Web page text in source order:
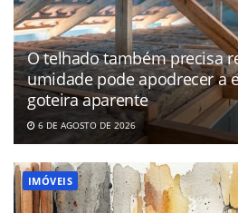
O telhado também precisa
umidade pode apodrecer a
goteira aparente
6 DE AGOSTO DE 2026
IMÓVEIS